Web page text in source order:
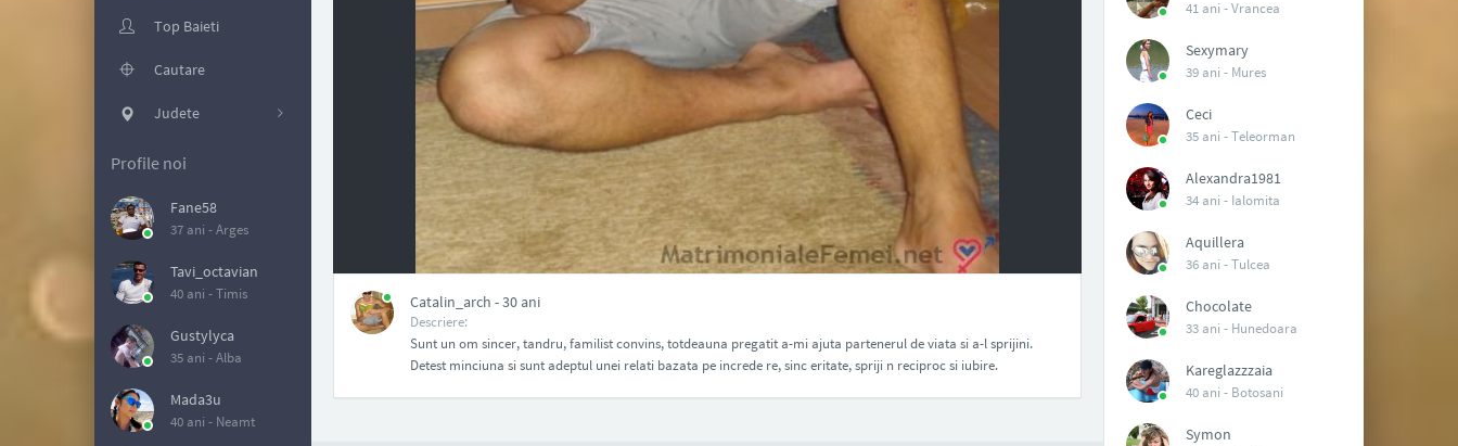
Top Baieti
Cautare
Judete
Profile noi
Fane58
37 ani -Arges
Tavi_octavian
40 ani -Timis
Gustylyca
35 ani -Alba
Mada3u
40 ani - Neamt
Catalin_arch - 30 ani
Descriere:
Sunt un om sincer, tandru, familist convins, totdeauna pregatit a-mi ajuta partenerul de viata si a-l sprijini.
Detest minciuna si sunt adeptul unei relati bazata pe increde re, sinc eritate, spriji n reciproc si iubire.
41 ani -Vrancea
Sexymary
39 ani - Mures
Ceci
35 ani -Teleorman
Alexandra1981
34 ani - Ialomita
Aquillera
36 ani -Tulcea
Chocolate
33 ani - Hunedoara
Kareglazzzaia
40 ani - Botosani
Symon